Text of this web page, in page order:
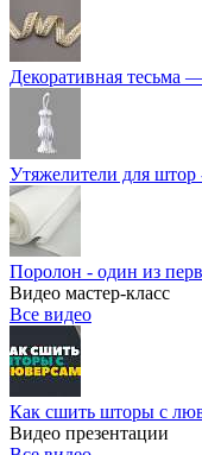
Декоративная тесьма
Утяжелители для штор
Поролон - один из
Видео мастер-класс
Все видео
Как сшить шторы с
Видео презентации